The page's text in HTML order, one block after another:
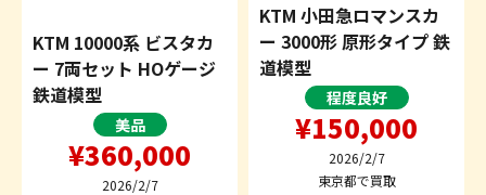
KTM 10000系 ビスタカ
ー 7両セット HOゲージ
鉄道模型
美品
¥360,000
2026/2/7
KTM 小田急ロマンスカ
ー 3000形 原形タイプ 鉄
道模型
程度良好
¥150,000
2026/2/7
東京都で買取